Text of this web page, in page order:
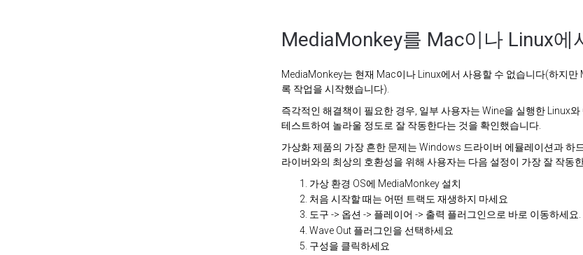
MediaMonkey를 Mac이나 Linux에
MediaMonkey는 현재 Mac이나 Linux에서 사용할 수 없습니다(하지
록 작업을 시작했습니다).
즉각적인 해결책이 필요한 경우, 일부 사용자는 Wine을 실행한 Linux
테스트하여 놀라울 정도로 잘 작동한다는 것을 확인했습니다.
가상화 제품의 가장 흔한 문제는 Windows 드라이버 에뮬레이션과 하
라이버와의 최상의 호환성을 위해 사용자는 다음 설정이 가장 잘 작동
가상 환경 OS에 MediaMonkey 설치
처음 시작할 때는 어떤 트랙도 재생하지 마세요
도구 -> 옵션 -> 플레이어 -> 출력 플러그인으로 바로 이동하세요.
Wave Out 플러그인을 선택하세요
구성을 클릭하세요